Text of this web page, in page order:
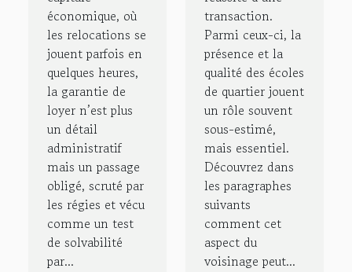
économique, où
les relocations se
jouent parfois en
quelques heures,
la garantie de
loyer n’est plus
un détail
administratif
mais un passage
obligé, scruté par
les régies et vécu
comme un test
de solvabilité
par...
transaction.
Parmi ceux-ci, la
présence et la
qualité des écoles
de quartier jouent
un rôle souvent
sous-estimé,
mais essentiel.
Découvrez dans
les paragraphes
suivants
comment cet
aspect du
voisinage peut...